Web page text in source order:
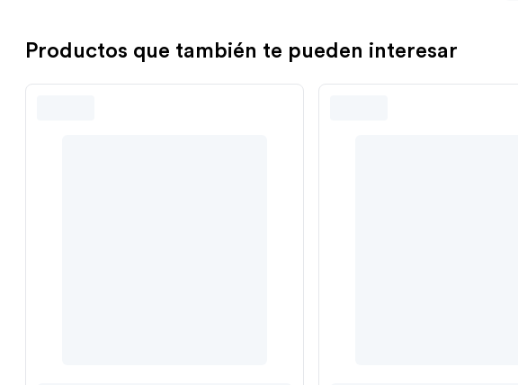
Productos que también te pueden interesar